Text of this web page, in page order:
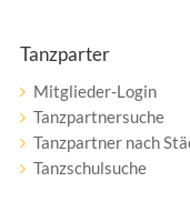
Tanzparter
Mitglieder-Login
Tanzpartnersuche
Tanzpartner nach
Tanzschulsuche